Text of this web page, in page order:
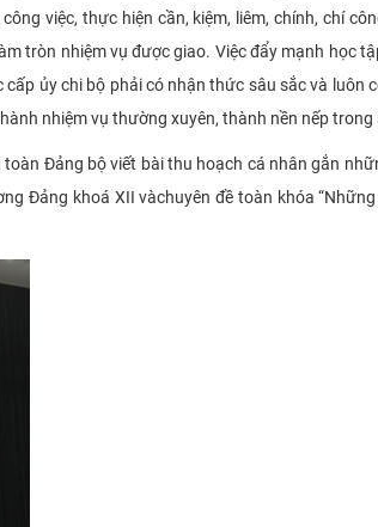
việc, thực hiện cần, kiệm, liêm, chính, chí
tròn nhiệm vụ được giao. Việc đẩy mạnh học
ủy chi bộ phải có nhận thức sâu sắc và
nhiệm vụ thường xuyên, thành nền nếp
Đảng bộ viết bài thu hoạch cá nhân gắn
Đảng khoá XII vàchuyên đề toàn khóa